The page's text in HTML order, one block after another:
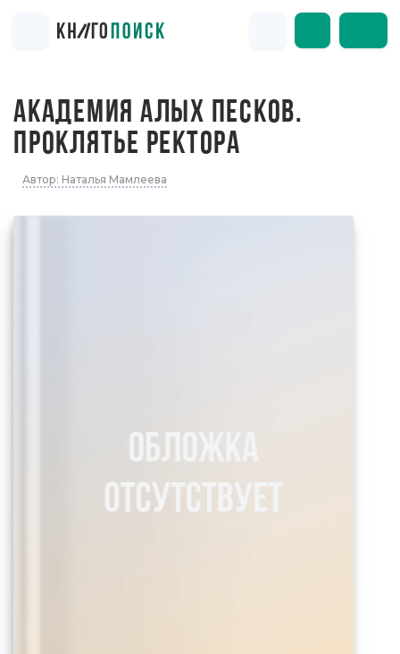
АКАДЕМИЯ АЛЫХ ПЕСКОВ.
ПРОКЛЯТЬЕ РЕКТОРА
Автор: Наталья Мамлеева